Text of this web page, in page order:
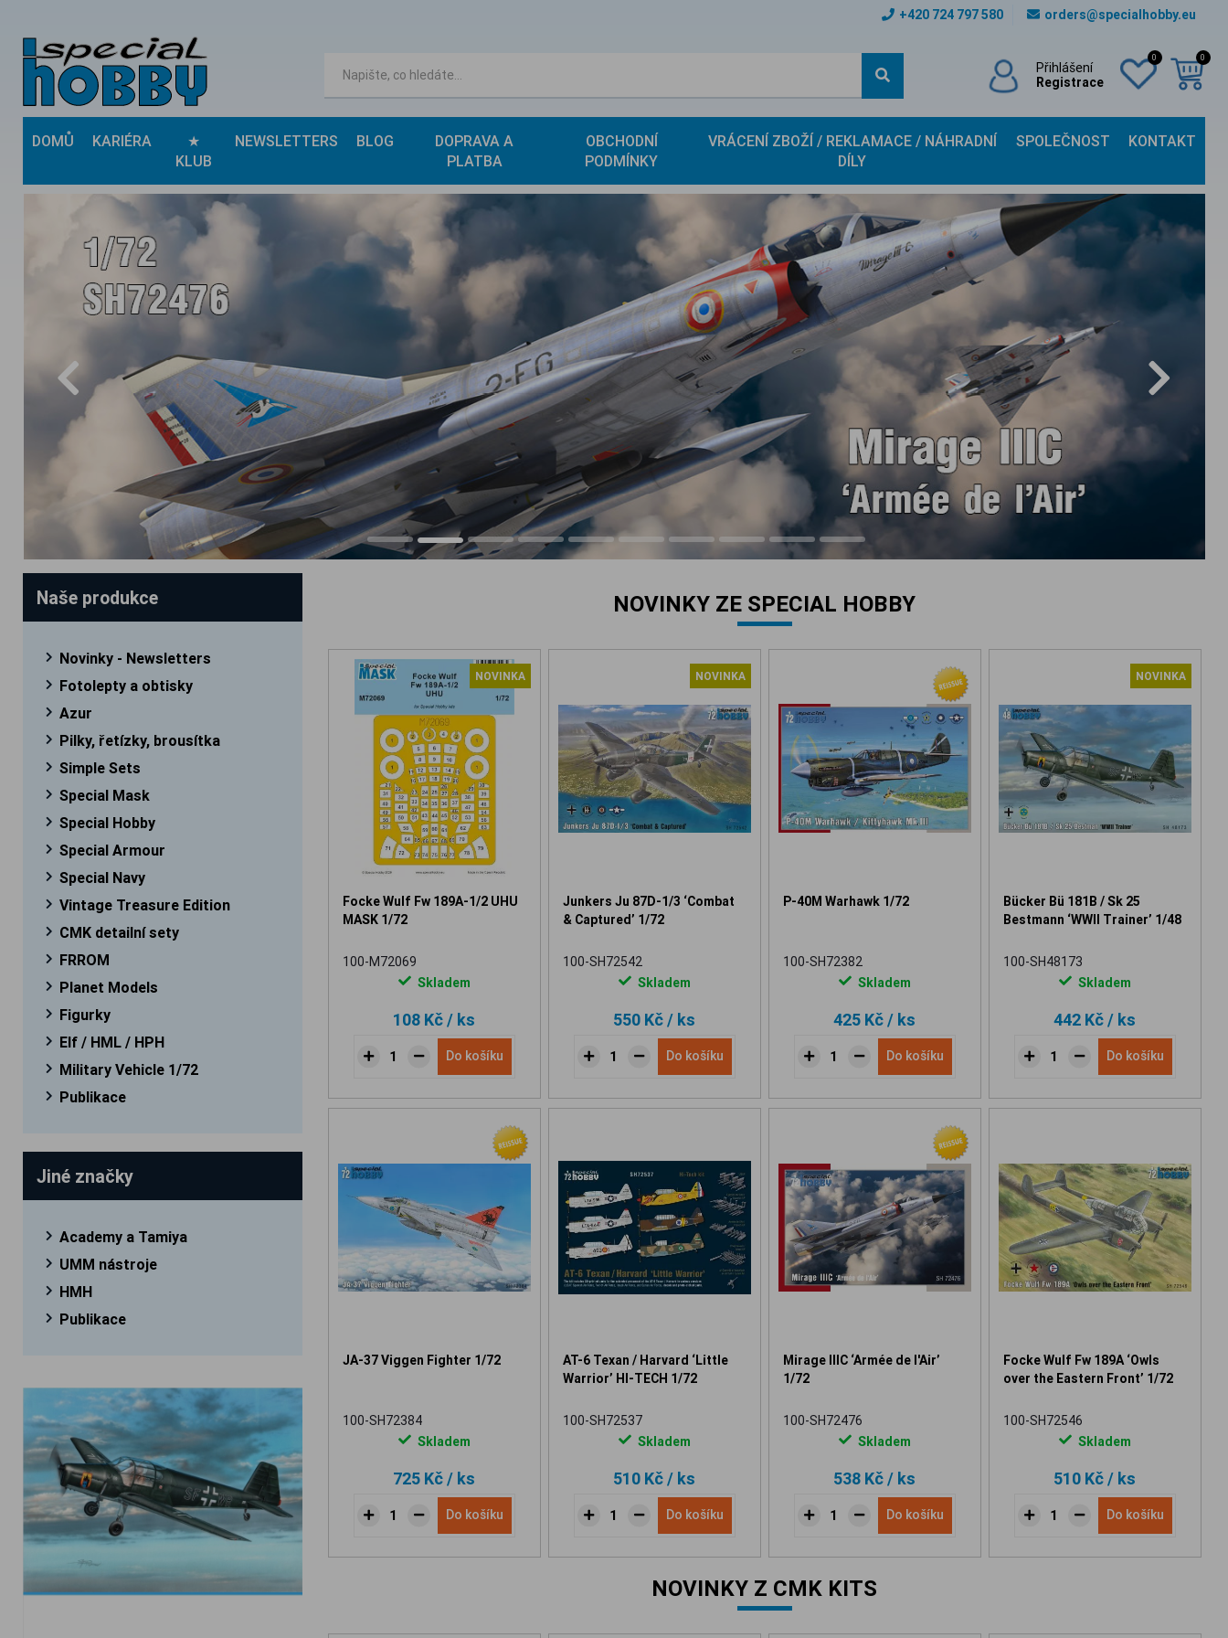
orders@specialhobby.eu
+420 724 797 580
Přihlášení
Registrace
0 0
DOMŮ KARIÉRA
★
KLUB
NEWSLETTERS BLOG
DOPRAVA A
PLATBA
OBCHODNÍ
PODMÍNKY
VRÁCENÍ ZBOŽÍ / REKLAMACE / NÁHRADNÍ
DÍLY
SPOLEČNOST KONTAKT
Naše produkce
Novinky - Newsletters
Fotolepty a obtisky
Azur
Pilky, řetízky, brousítka
Simple Sets
Special Mask
Special Hobby
Special Armour
Special Navy
Vintage Treasure Edition
CMK detailní sety
FRROM
Planet Models
Figurky
Elf / HML / HPH
Military Vehicle 1/72
Publikace
Jiné značky
Academy a Tamiya
UMM nástroje
HMH
Publikace
NOVINKY ZE SPECIAL HOBBY
NOVINKA
Focke Wulf Fw 189A-1/2 UHU
MASK 1/72
100-M72069
Skladem
108 Kč/ ks
Do košíku
NOVINKA
Junkers Ju 87D-1/3 ‘Combat
& Captured’ 1/72
100-SH72542
Skladem
550 Kč/ ks
Do košíku
P-40M Warhawk 1/72
100-SH72382
Skladem
425 Kč/ ks
Do košíku
NOVINKA
Bücker Bü 181B / Sk 25
Bestmann ‘WWII Trainer’ 1/48
100-SH48173
Skladem
442 Kč/ ks
Do košíku
JA-37 Viggen Fighter 1/72
100-SH72384
Skladem
725 Kč/ ks
Do košíku
AT-6 Texan / Harvard ‘Little
Warrior’ HI-TECH 1/72
100-SH72537
Skladem
510 Kč/ ks
Do košíku
Mirage IIIC ‘Armée de l'Air’
1/72
100-SH72476
Skladem
538 Kč/ ks
Do košíku
Focke Wulf Fw 189A ‘Owls
over the Eastern Front’ 1/72
100-SH72546
Skladem
510 Kč/ ks
Do košíku
NOVINKY Z CMK KITS